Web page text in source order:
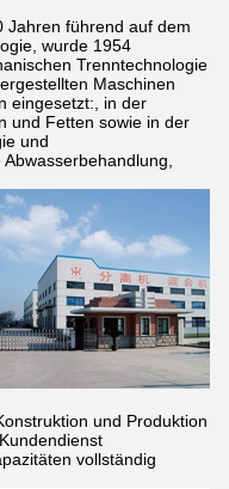
Jahren führend auf dem
wurde 1954
Trenntechnologie
Maschinen
eingesetzt:, in der
und Fetten sowie in der
und
und Produktion
vollständig